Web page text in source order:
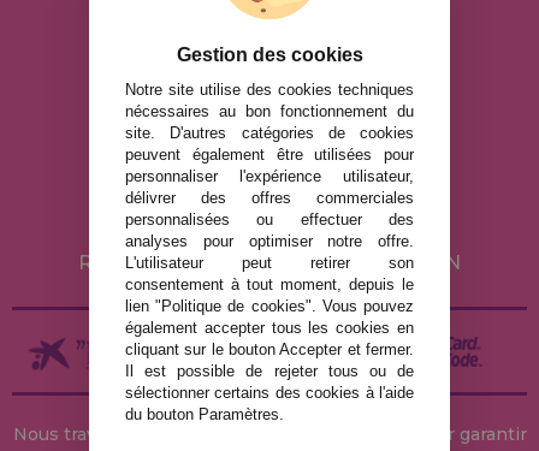
info@maisondespuzzles.fr
MENTIONS LÉGALES
POLITIQUE DE CONFIDENTIALITÉ
POLITIQUE DE COOKIES
LIVRAISON ET RETOUR
RETOURS / DROIT DE RÉTRACTATION
Nous travaillons avec des stocks permanents pour garantir
Gestion des cookies
Notre site utilise des cookies techniques
nécessaires au bon fonctionnement du
site. D'autres catégories de cookies
peuvent également être utilisées pour
personnaliser l'expérience utilisateur,
délivrer des offres commerciales
personnalisées ou effectuer des
analyses pour optimiser notre offre.
L'utilisateur peut retirer son
consentement à tout moment, depuis le
lien "Politique de cookies". Vous pouvez
également accepter tous les cookies en
cliquant sur le bouton Accepter et fermer.
Il est possible de rejeter tous ou de
sélectionner certains des cookies à l'aide
du bouton Paramètres.